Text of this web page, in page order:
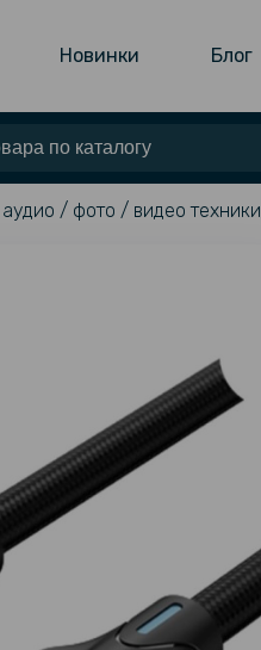
Новинки Блог
/ фото / видео техники